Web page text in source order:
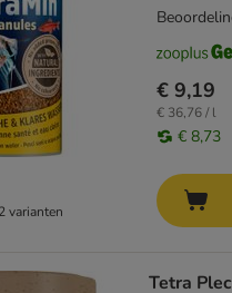
2 varianten
€ 9,19
€ 36,76 / l
€ 8,73
Tetra